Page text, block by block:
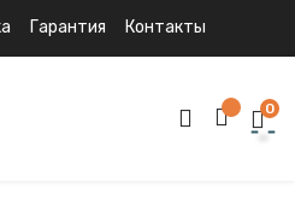
Гарантия Контакты
0